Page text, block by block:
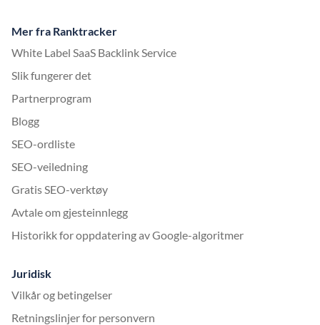
Mer fra Ranktracker
White Label SaaS Backlink Service
Slik fungerer det
Partnerprogram
Blogg
SEO-ordliste
SEO-veiledning
Gratis SEO-verktøy
Avtale om gjesteinnlegg
Historikk for oppdatering av Google-algoritmer
Juridisk
Vilkår og betingelser
Retningslinjer for personvern